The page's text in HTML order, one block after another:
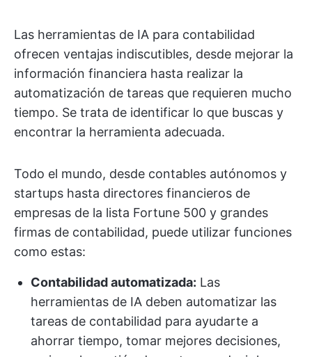
Las herramientas de IA para contabilidad
ofrecen ventajas indiscutibles, desde mejorar la
información financiera hasta realizar la
automatización de tareas que requieren mucho
tiempo. Se trata de identificar lo que buscas y
encontrar la herramienta adecuada.
Todo el mundo, desde contables autónomos y
startups hasta directores financieros de
empresas de la lista Fortune 500 y grandes
firmas de contabilidad, puede utilizar funciones
como estas:
Contabilidad automatizada: Las
herramientas de IA deben automatizar las
tareas de contabilidad para ayudarte a
ahorrar tiempo, tomar mejores decisiones,